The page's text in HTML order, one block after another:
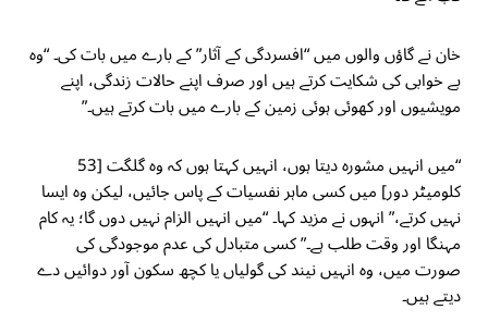
خان نے گاؤں والوں میں “افسردگی کے آثار” کے بارے میں بات کی۔ “وہ
بے خوابی کی شکایت کرتے ہیں اور صرف اپنے حالات زندگی، اپنے
مویشیوں اور کھوئی ہوئی زمین کے بارے میں بات کرتے ہیں۔”
“میں انہیں مشورہ دیتا ہوں، انہیں کہتا ہوں کہ وہ گلگت [53
کلومیٹر دور] میں کسی ماہر نفسیات کے پاس جائیں، لیکن وہ ایسا
نہیں کرتے،” انہوں نے مزید کہا۔ “میں انہیں الزام نہیں دوں گا؛ یہ کام
مہنگا اور وقت طلب ہے۔” کسی متبادل کی عدم موجودگی کی
صورت میں، وہ انہیں نیند کی گولیاں یا کچھ سکون آور دوائیں دے
دیتے ہیں۔